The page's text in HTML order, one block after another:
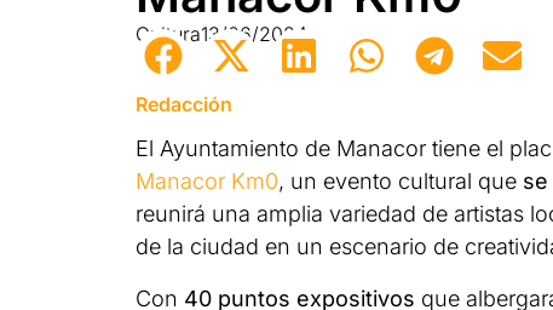
Cultura13/06/2024
Redacción
El Ayuntamiento de Manacor tiene el
Manacor Km0, un evento cultural que se
reunirá una amplia variedad de artistas
de la ciudad en un escenario de
Con 40 puntos expositivos que